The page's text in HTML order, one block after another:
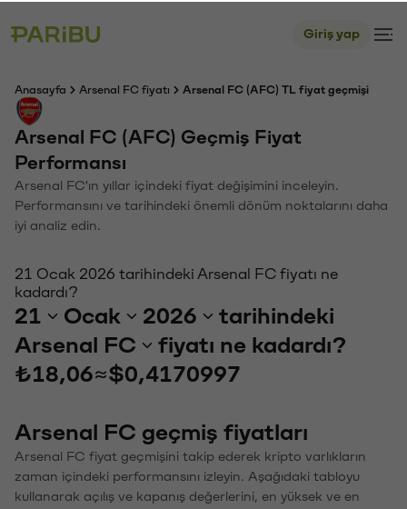
Giriş yap
Anasayfa Arsenal FC fiyatı Arsenal FC (AFC) TL fiyat geçmişi
Arsenal FC (AFC) Geçmiş Fiyat
Performansı
Arsenal FC'ın yıllar içindeki fiyat değişimini inceleyin.
Performansını ve tarihindeki önemli dönüm noktalarını daha
iyi analiz edin.
21 Ocak 2026 tarihindeki Arsenal FC fiyatı ne
kadardı?
21 Ocak 2026
tarihindeki
Arsenal FC
fiyatı ne kadardı?
₺18,06≈$0,4170997
Arsenal FC geçmiş fiyatları
Arsenal FC fiyat geçmişini takip ederek kripto varlıkların
zaman içindeki performansını izleyin. Aşağıdaki tabloyu
kullanarak açılış ve kapanış değerlerini, en yüksek ve en